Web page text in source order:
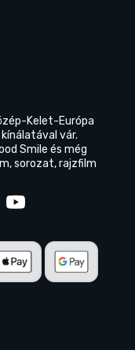
Kelet-Európa
vár.
Smile és még
sorozat, rajzfilm